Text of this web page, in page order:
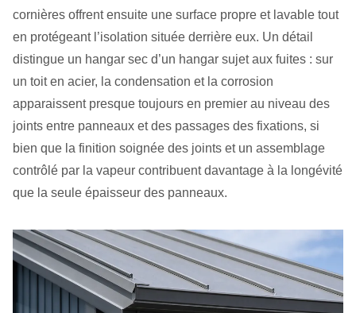
cornières offrent ensuite une surface propre et lavable tout
en protégeant l’isolation située derrière eux. Un détail
distingue un hangar sec d’un hangar sujet aux fuites : sur
un toit en acier, la condensation et la corrosion
apparaissent presque toujours en premier au niveau des
joints entre panneaux et des passages des fixations, si
bien que la finition soignée des joints et un assemblage
contrôlé par la vapeur contribuent davantage à la longévité
que la seule épaisseur des panneaux.